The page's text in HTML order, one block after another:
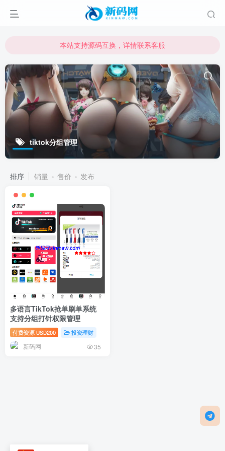
本站支持源码互换，详情联系客服
本站支持源码互换，详情联系客服
tiktok分组管理
排序 销量 售价 发布
多语言TikTok抢单刷单系统
支持分组打针权限管理
付费资源 USD200 投资理财
新码网 35